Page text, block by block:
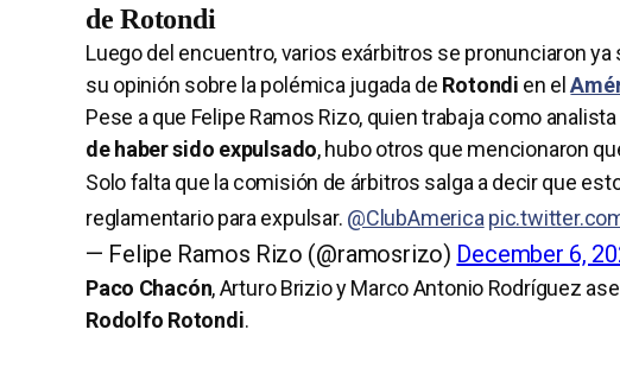
de Rotondi
Luego del encuentro, varios exárbitros se pronunciaron
su opinión sobre la polémica jugada de Rotondi en el
Pese a que Felipe Ramos Rizo, quien trabaja como
de haber sido expulsado, hubo otros que mencionaron
Solo falta que la comisión de árbitros salga a decir que
reglamentario para expulsar. @ClubAmerica
— Felipe Ramos Rizo (@ramosrizo) December 6,
Paco Chacón, Arturo Brizio y Marco Antonio Rodríguez
Rodolfo Rotondi.